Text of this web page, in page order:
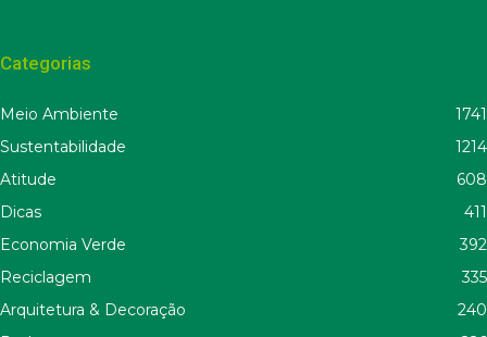
Categorias
Meio Ambiente
1741
Sustentabilidade
1214
Atitude
608
Dicas
411
Economia Verde
392
Reciclagem
335
Arquitetura & Decoração
240